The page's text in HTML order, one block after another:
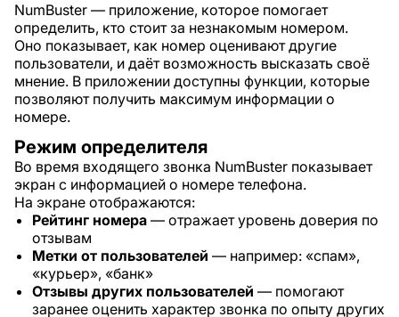
NumBuster — приложение, которое помогает
определить, кто стоит за незнакомым номером.
Оно показывает, как номер оценивают другие
пользователи, и даёт возможность высказать своё
мнение. В приложении доступны функции, которые
позволяют получить максимум информации о
номере.
Режим определителя
Во время входящего звонка NumBuster показывает
экран с информацией о номере телефона.
На экране отображаются:
Рейтинг номера — отражает уровень доверия по
отзывам
Метки от пользователей — например: «спам»,
«курьер», «банк»
Отзывы других пользователей — помогают
заранее оценить характер звонка по опыту других